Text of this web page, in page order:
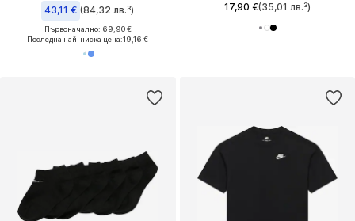
43,11 € (84,32 лв.³)
Първоначално: 69,90 €
Последна най-ниска цена:19,16 €
17,90 €(35,01 лв.³)